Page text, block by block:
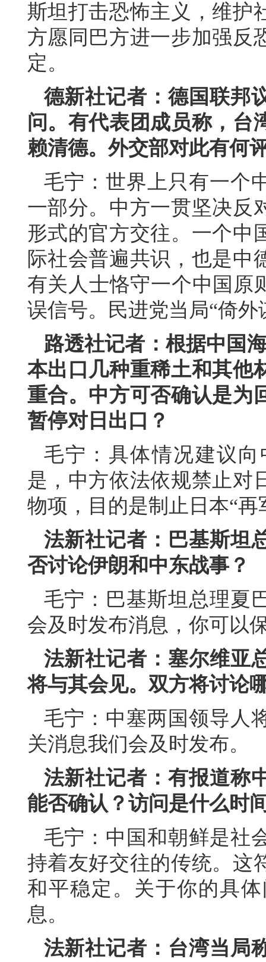
斯坦打击恐怖主义，维护
方愿同巴方进一步加强反
定。
德新社记者：德国联邦
问。有代表团成员称，台
赖清德。外交部对此有何
毛宁：世界上只有一个
一部分。中方一贯坚决反
形式的官方交往。一个中
际社会普遍共识，也是中
有关人士恪守一个中国原
误信号。民进党当局“倚外
路透社记者：根据中国
本出口几种重稀土和其他
重合。中方可否确认是为
暂停对日出口？
毛宁：具体情况建议
是，中方依法依规禁止对
物项，目的是制止日本“
法新社记者：巴基斯坦
否讨论伊朗和中东战事？
毛宁：巴基斯坦总理夏
会及时发布消息，你可以
法新社记者：塞尔维亚
将与其会见。双方将讨论
毛宁：中塞两国领导人
关消息我们会及时发布。
法新社记者：有报道称
能否确认？访问是什么时
毛宁：中国和朝鲜是社
持着友好交往的传统。这
和平稳定。关于你的具
息。
法新社记者：台湾当局